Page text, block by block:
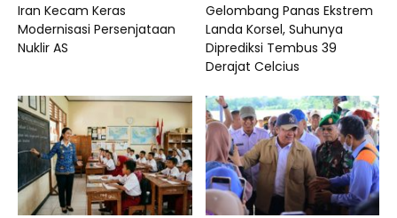
Iran Kecam Keras
Modernisasi Persenjataan
Nuklir AS
Gelombang Panas Ekstrem
Landa Korsel, Suhunya
Diprediksi Tembus 39
Derajat Celcius